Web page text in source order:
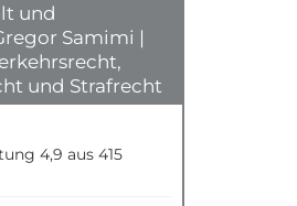
und
Samimi |
und Strafrecht
4,9 aus 415